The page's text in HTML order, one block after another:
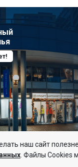
наш сайт
Файлы Cookies